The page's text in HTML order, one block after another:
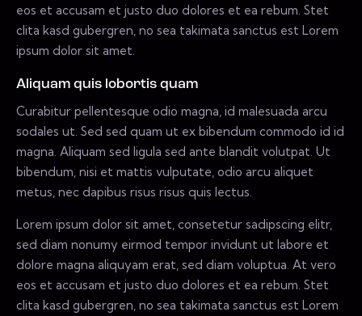
eos et accusam et justo duo dolores et ea rebum. Stet
clita kasd gubergren, no sea takimata sanctus est Lorem
ipsum dolor sit amet.
Aliquam quis lobortis quam
Curabitur pellentesque odio magna, id malesuada arcu
sodales ut. Sed sed quam ut ex bibendum commodo id id
magna. Aliquam sed ligula sed ante blandit volutpat. Ut
bibendum, nisi et mattis vulputate, odio arcu aliquet
metus, nec dapibus risus risus quis lectus.
Lorem ipsum dolor sit amet, consetetur sadipscing elitr,
sed diam nonumy eirmod tempor invidunt ut labore et
dolore magna aliquyam erat, sed diam voluptua. At vero
eos et accusam et justo duo dolores et ea rebum. Stet
clita kasd gubergren, no sea takimata sanctus est Lorem